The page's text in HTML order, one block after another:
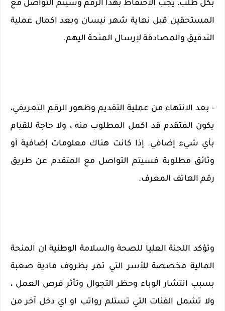
التدقيق والمصادقة لإرسال المنحة اليهم.
رقم الهاتف المعرف.